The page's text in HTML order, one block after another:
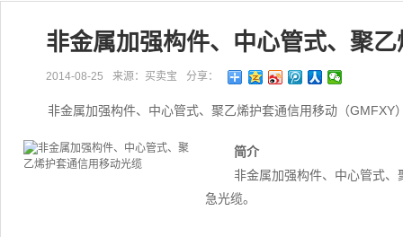
非金属加强构件、中心管式、聚
2014-08-25 来源：买卖宝 分享：
非金属加强构件、中心管式、聚乙烯护套通信用移动（GMFXY
简介
非金属加强构件、中心管式
急光缆。